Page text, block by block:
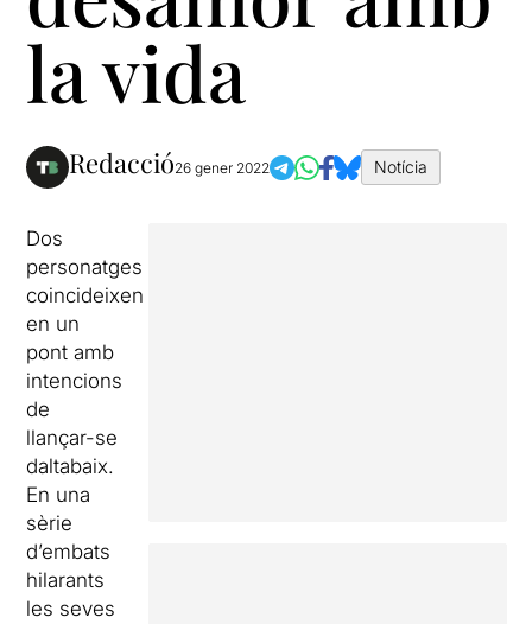
la vida
Redacció26 gener 2022 Notícia
Dos
personatges
coincideixen
en un
pont amb
intencions
de
llançar-se
daltabaix.
En una
sèrie
d’embats
hilarants
les seves